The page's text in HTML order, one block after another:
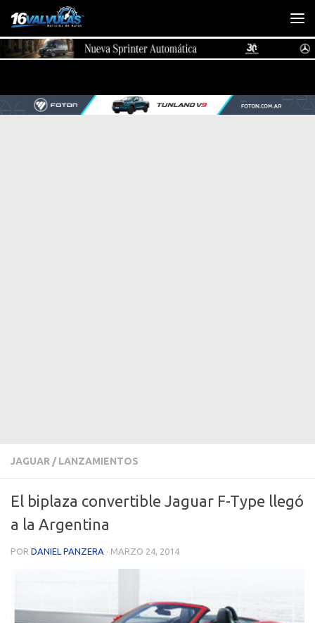
Saltar al contenido
JAGUAR / LANZAMIENTOS
El biplaza convertible Jaguar F-Type llegó
a la Argentina
POR DANIEL PANZERA · MARZO 24, 2014